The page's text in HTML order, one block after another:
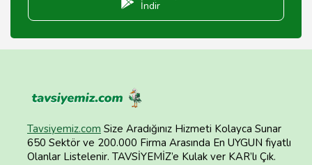
İndir
Tavsiyemiz.com Size Aradığınız Hizmeti Kolayca Sunar
650 Sektör ve 200.000 Firma Arasında En UYGUN fiyatlı
Olanlar Listelenir. TAVSİYEMİZ’e Kulak ver KAR’lı Çık.